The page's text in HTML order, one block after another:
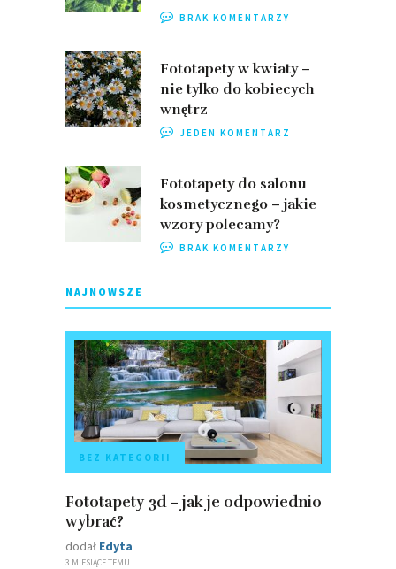
BRAK KOMENTARZY
Fototapety w kwiaty –
nie tylko do kobiecych
wnętrz
JEDEN KOMENTARZ
Fototapety do salonu
kosmetycznego – jakie
wzory polecamy?
BRAK KOMENTARZY
NAJNOWSZE
BEZ KATEGORII
Fototapety 3d – jak je odpowiednio
wybrać?
dodał Edyta
3 MIESIĄCE TEMU